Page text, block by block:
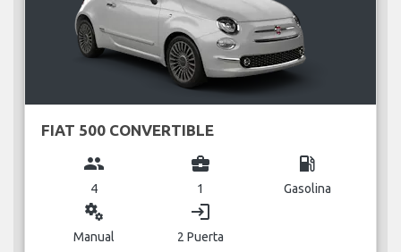
FIAT 500 CONVERTIBLE
group
4
business_center
1
local_gas_station
Gasolina
miscellaneous_services
Manual
login
2 Puerta